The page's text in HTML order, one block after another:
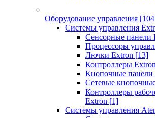
Оборудование управления
Системы управления
Сенсорные панели
Процессоры
Лючки Extron [13]
Контроллеры
Кнопочные панели
Сетевые
Контроллеры
Extron [1]
Системы управления